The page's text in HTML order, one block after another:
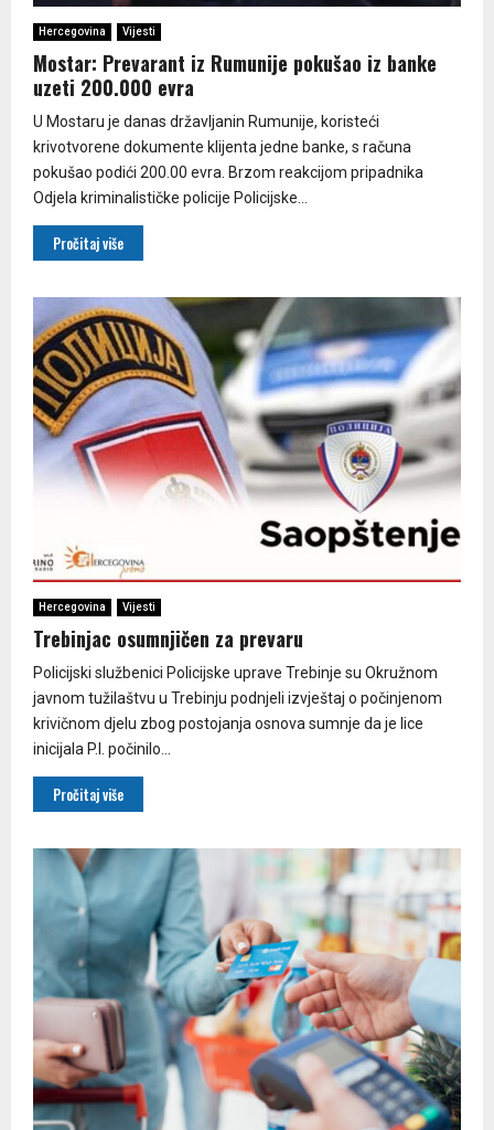
Hercegovina Vijesti
Mostar: Prevarant iz Rumunije pokušao iz banke
uzeti 200.000 evra
U Mostaru je danas državljanin Rumunije, koristeći
krivotvorene dokumente klijenta jedne banke, s računa
pokušao podići 200.00 evra. Brzom reakcijom pripadnika
Odjela kriminalističke policije Policijske...
Pročitaj više
Hercegovina Vijesti
Trebinjac osumnjičen za prevaru
Policijski službenici Policijske uprave Trebinje su Okružnom
javnom tužilaštvu u Trebinju podnjeli izvještaj o počinjenom
krivičnom djelu zbog postojanja osnova sumnje da je lice
inicijala P.I. počinilo...
Pročitaj više